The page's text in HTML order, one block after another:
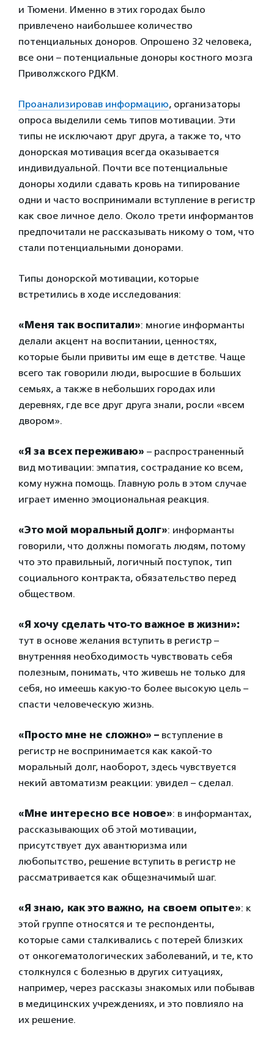
и Тюмени. Именно в этих городах было
привлечено наибольшее количество
потенциальных доноров. Опрошено 32 человека,
все они – потенциальные доноры костного мозга
Приволжского РДКМ.
Проанализировав информацию, организаторы
опроса выделили семь типов мотивации. Эти
типы не исключают друг друга, а также то, что
донорская мотивация всегда оказывается
индивидуальной. Почти все потенциальные
доноры ходили сдавать кровь на типирование
одни и часто воспринимали вступление в регистр
как свое личное дело. Около трети информантов
предпочитали не рассказывать никому о том, что
стали потенциальными донорами.
Типы донорской мотивации, которые
встретились в ходе исследования:
«Меня так воспитали»: многие информанты
делали акцент на воспитании, ценностях,
которые были привиты им еще в детстве. Чаще
всего так говорили люди, выросшие в больших
семьях, а также в небольших городах или
деревнях, где все друг друга знали, росли «всем
двором».
«Я за всех переживаю» – распространенный
вид мотивации: эмпатия, сострадание ко всем,
кому нужна помощь. Главную роль в этом случае
играет именно эмоциональная реакция.
«Это мой моральный долг»: информанты
говорили, что должны помогать людям, потому
что это правильный, логичный поступок, тип
социального контракта, обязательство перед
обществом.
«Я хочу сделать что-то важное в жизни»:
тут в основе желания вступить в регистр –
внутренняя необходимость чувствовать себя
полезным, понимать, что живешь не только для
себя, но имеешь какую-то более высокую цель –
спасти человеческую жизнь.
«Просто мне не сложно» – вступление в
регистр не воспринимается как какой-то
моральный долг, наоборот, здесь чувствуется
некий автоматизм реакции: увидел – сделал.
«Мне интересно все новое»: в информантах,
рассказывающих об этой мотивации,
присутствует дух авантюризма или
любопытство, решение вступить в регистр не
рассматривается как общезначимый шаг.
«Я знаю, как это важно, на своем опыте»: к
этой группе относятся и те респонденты,
которые сами сталкивались с потерей близких
от онкогематологических заболеваний, и те, кто
столкнулся с болезнью в других ситуациях,
например, через рассказы знакомых или побывав
в медицинских учреждениях, и это повлияло на
их решение.